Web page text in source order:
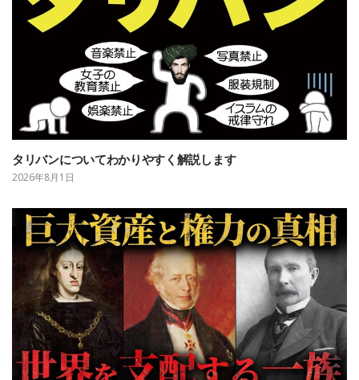
タリバンについてわかりやすく解説します
2026年8月1日